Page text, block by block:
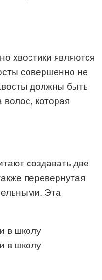
хвостики являются
совершенно не
должны быть
которая
создавать две
перевернутая
Эта